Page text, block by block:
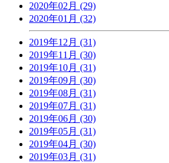
2020年02月 (29)
2020年01月 (32)
2019年12月 (31)
2019年11月 (30)
2019年10月 (31)
2019年09月 (30)
2019年08月 (31)
2019年07月 (31)
2019年06月 (30)
2019年05月 (31)
2019年04月 (30)
2019年03月 (31)